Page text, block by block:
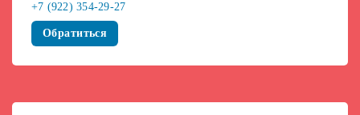
+7 (922) 354-29-27
Обратиться